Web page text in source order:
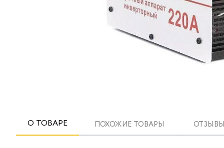
О ТОВАРЕ ПОХОЖИЕ ТОВАРЫ